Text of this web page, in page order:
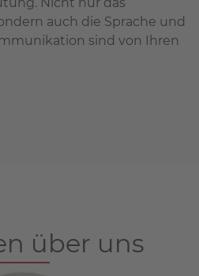
Nicht nur das
auch die Sprache und
sind von Ihren
über uns